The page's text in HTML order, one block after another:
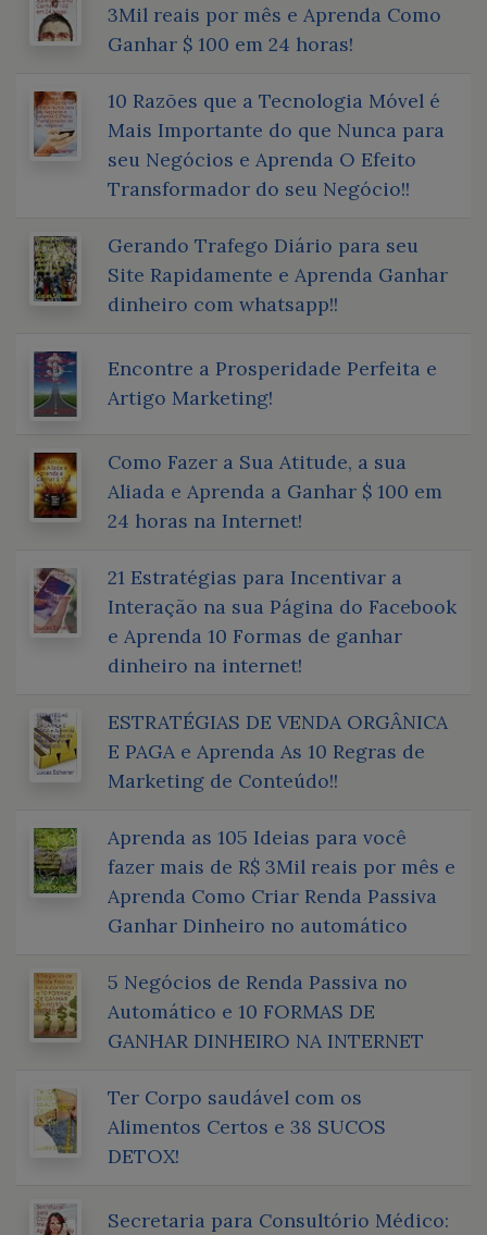
3Mil reais por mês e Aprenda Como
Ganhar $ 100 em 24 horas!
10 Razões que a Tecnologia Móvel é
Mais Importante do que Nunca para
seu Negócios e Aprenda O Efeito
Transformador do seu Negócio!!
Gerando Trafego Diário para seu
Site Rapidamente e Aprenda Ganhar
dinheiro com whatsapp!!
Encontre a Prosperidade Perfeita e
Artigo Marketing!
Como Fazer a Sua Atitude, a sua
Aliada e Aprenda a Ganhar $ 100 em
24 horas na Internet!
21 Estratégias para Incentivar a
Interação na sua Página do Facebook
e Aprenda 10 Formas de ganhar
dinheiro na internet!
ESTRATÉGIAS DE VENDA ORGÂNICA
E PAGA e Aprenda As 10 Regras de
Marketing de Conteúdo!!
Aprenda as 105 Ideias para você
fazer mais de R$ 3Mil reais por mês e
Aprenda Como Criar Renda Passiva
Ganhar Dinheiro no automático
5 Negócios de Renda Passiva no
Automático e 10 FORMAS DE
GANHAR DINHEIRO NA INTERNET
Ter Corpo saudável com os
Alimentos Certos e 38 SUCOS
DETOX!
Secretaria para Consultório Médico: